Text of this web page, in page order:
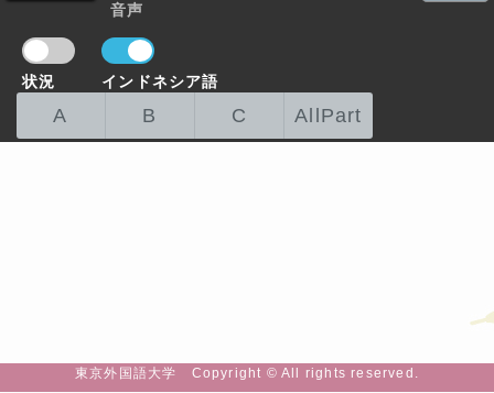
音声
状況 インドネシア語
A B C AllPart
東京外国語大学 Copyright © All rights reserved.